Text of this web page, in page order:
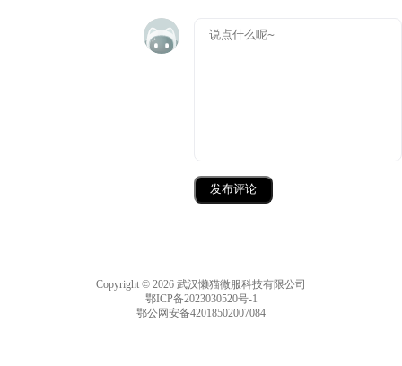
发布评论
Copyright © 2026 武汉懒猫微服科技有限公司
鄂ICP备2023030520号-1
鄂公网安备42018502007084